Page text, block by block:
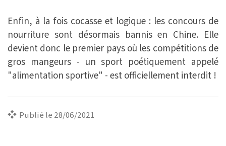
Enfin, à la fois cocasse et logique : les concours de
nourriture sont désormais bannis en Chine. Elle
devient donc le premier pays où les compétitions de
gros mangeurs - un sport poétiquement appelé
"alimentation sportive" - est officiellement interdit !
Publié le 28/06/2021